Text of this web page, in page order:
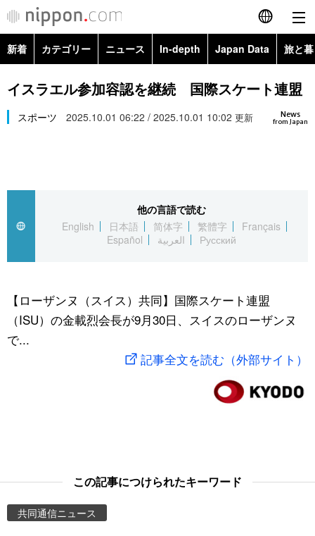
English
简体字
繁體字
العربية
社会
文化
旅と暮らし
動画/Live
新着 カテゴリー ニュース In-depth Japan Data 旅と
政治・外交
経済・ビジネス
社会
文化
科学・技術
暮らし
スポーツ・東京2020
Topics
Images
お知らせ
イスラエル参加容認を継続 国際スケート連盟
News
from Japan
スポーツ 2025.10.01 06:22 / 2025.10.01 10:02 更新
他の言語で読む
English
日本語 简体字 繁體字
Français
Español
العربية Русский
【ローザンヌ（スイス）共同】国際スケート連盟
（ISU）の金載烈会長が9月30日、スイスのローザンヌ
で...
記事全文を読む（外部サイト）
この記事につけられたキーワード
共同通信ニュース